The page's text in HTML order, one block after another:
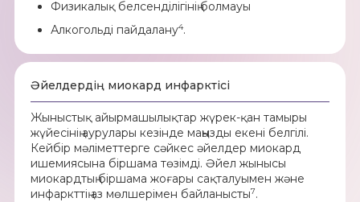
Физикалық белсенділігінің болмауы
Алкогольді пайдалану4.
Әйелдердің миокард инфарктісі
Жыныстық айырмашылықтар жүрек-қан тамыры
жүйесінің аурулары кезінде маңызды екені белгілі.
Кейбір мәліметтерге сәйкес әйелдер миокард
ишемиясына біршама төзімді. Әйел жынысы
миокардтың біршама жоғары сақталуымен және
инфаркттің аз мөлшерімен байланысты7.